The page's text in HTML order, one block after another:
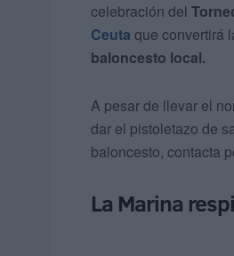
celebración del
Ceuta que convertirá
baloncesto local.
A pesar de llevar el
dar el pistoletazo de
baloncesto, contacta
La Marina